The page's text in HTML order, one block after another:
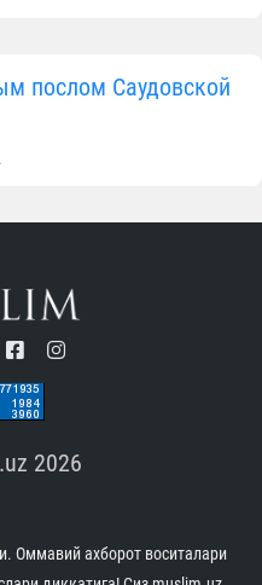
послом Саудовской
2026
Оммавий ахборот воситалари